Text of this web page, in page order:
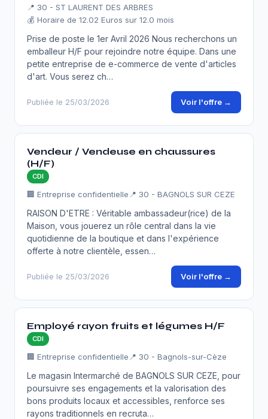
📍 30 - ST LAURENT DES ARBRES
💰 Horaire de 12.02 Euros sur 12.0 mois
Prise de poste le 1er Avril 2026 Nous recherchons un
emballeur H/F pour rejoindre notre équipe. Dans une
petite entreprise de e-commerce de vente d'articles
d'art. Vous serez ch…
Publiée le 25/03/2026 Voir l'offre →
Vendeur / Vendeuse en chaussures
(H/F)
CDI
🏢 Entreprise confidentielle 📍 30 - BAGNOLS SUR CEZE
RAISON D'ETRE : Véritable ambassadeur(rice) de la
Maison, vous jouerez un rôle central dans la vie
quotidienne de la boutique et dans l'expérience
offerte à notre clientèle, essen…
Publiée le 25/03/2026 Voir l'offre →
Employé rayon fruits et légumes H/F
CDI
🏢 Entreprise confidentielle 📍 30 - Bagnols-sur-Cèze
Le magasin Intermarché de BAGNOLS SUR CEZE, pour
poursuivre ses engagements et la valorisation des
bons produits locaux et accessibles, renforce ses
rayons traditionnels en recruta…